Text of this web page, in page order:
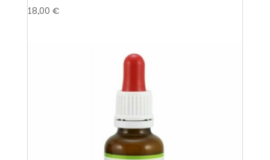
18,00 €